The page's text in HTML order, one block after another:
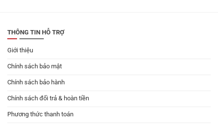
THÔNG TIN HỖ TRỢ
Giới thiệu
Chính sách bảo mật
Chính sách bảo hành
Chính sách đổi trả & hoàn tiền
Phương thức thanh toán